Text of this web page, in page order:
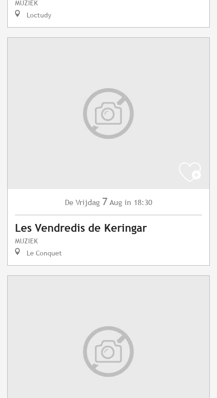
MUZIEK
Loctudy
De Vrijdag 7 Aug in 18:30
Les Vendredis de Keringar
MUZIEK
Le Conquet